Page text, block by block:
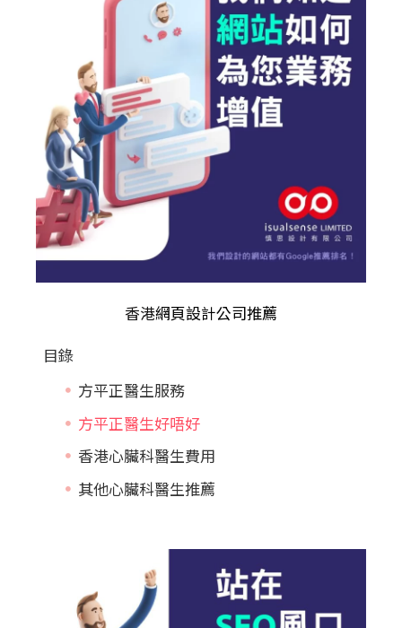
香港網頁設計公司推薦
目錄
方平正醫生服務
方平正醫生好唔好
香港心臟科醫生費用
其他心臟科醫生推薦